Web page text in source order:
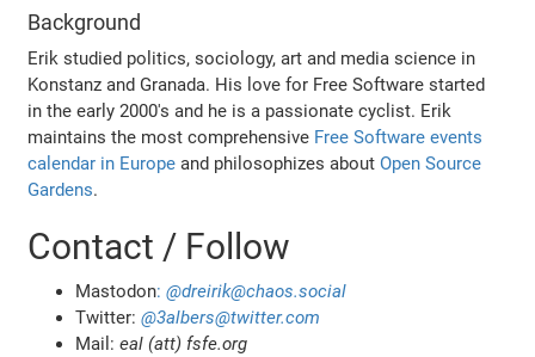
Background
Erik studied politics, sociology, art and media science in
Konstanz and Granada. His love for Free Software started
in the early 2000's and he is a passionate cyclist. Erik
maintains the most comprehensive Free Software events
calendar in Europe and philosophizes aboutOpen Source
Gardens.
Contact / Follow
Mastodon: @dreirik@chaos.social
Twitter:@3albers@twitter.com
Mail:eal (att) fsfe.org